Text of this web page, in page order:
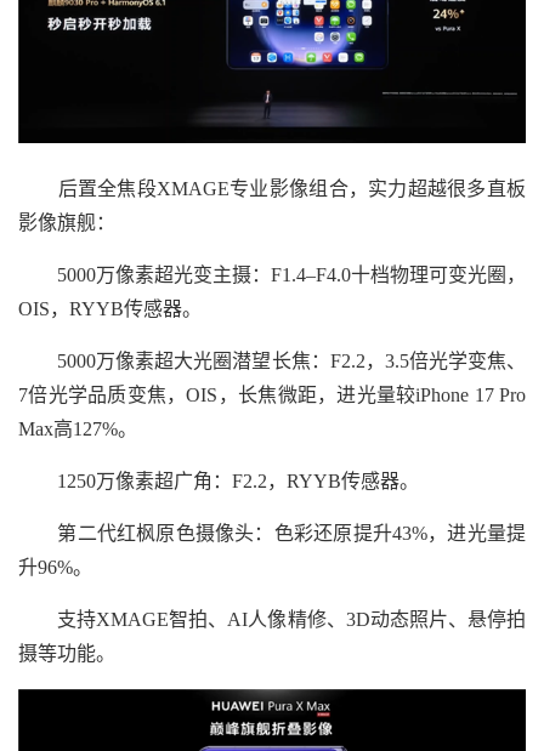
后置全焦段XMAGE专业影像组合，实力超越很多直板
影像旗舰：
5000万像素超光变主摄：F1.4–F4.0十档物理可变光圈，
OIS，RYYB传感器。
5000万像素超大光圈潜望长焦：F2.2，3.5倍光学变焦、
7倍光学品质变焦，OIS，长焦微距，进光量较iPhone 17 Pro
Max高127%。
1250万像素超广角：F2.2，RYYB传感器。
第二代红枫原色摄像头：色彩还原提升43%，进光量提
升96%。
支持XMAGE智拍、AI人像精修、3D动态照片、悬停拍
摄等功能。